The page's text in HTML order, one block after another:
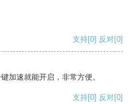
支持[0] 反对[0]
加速就能开启，非常方便。
支持[0] 反对[0]